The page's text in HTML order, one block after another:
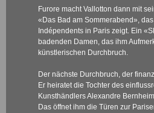
Furore macht Vallotton dann mit
«Das Bad am Sommerabend»,
Indépendents in Paris zeigt. Ein
badenden Damen, das ihm
künstlerischen Durchbruch.
Der nächste Durchbruch, der
Er heiratet die Tochter des
Kunsthändlers Alexandre
Das öffnet ihm die Türen zur